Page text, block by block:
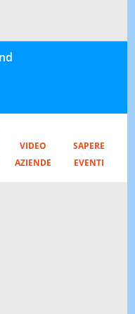
VIDEO
SAPERE
AZIENDE EVENTI